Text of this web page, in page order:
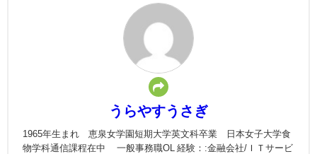
うらやすうさぎ
1965年生まれ 恵泉女学園短期大学英文科卒業 日本女子大学食
物学科通信課程在中 一般事務職OL 経験：:金融会社/ＩＴサービ